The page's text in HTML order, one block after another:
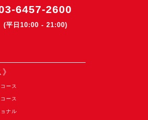
ラットフォーム『MetaLiveStage』2025年
プリ『Qoocan』
『XR Worksupport Hub』開発中
』開発中
6457-2600
(平日10:00 - 21:00)
ース
ース
ナル